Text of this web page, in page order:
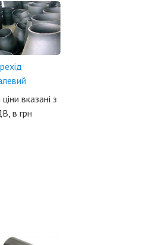
ціни вказані з
в грн